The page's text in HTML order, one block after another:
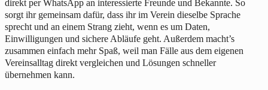
direkt per WhatsApp an interessierte Freunde und Bekannte. So
sorgt ihr gemeinsam dafür, dass ihr im Verein dieselbe Sprache
sprecht und an einem Strang zieht, wenn es um Daten,
Einwilligungen und sichere Abläufe geht. Außerdem macht’s
zusammen einfach mehr Spaß, weil man Fälle aus dem eigenen
Vereinsalltag direkt vergleichen und Lösungen schneller
übernehmen kann.